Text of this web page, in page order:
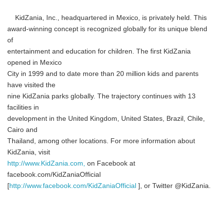
KidZania, Inc., headquartered in Mexico, is privately held. This
award-winning concept is recognized globally for its unique blend
of
entertainment and education for children. The first KidZania
opened in Mexico
City in 1999 and to date more than 20 million kids and parents
have visited the
nine KidZania parks globally. The trajectory continues with 13
facilities in
development in the United Kingdom, United States, Brazil, Chile,
Cairo and
Thailand, among other locations. For more information about
KidZania, visit
http://www.KidZania.com, on Facebook at
facebook.com/KidZaniaOfficial
[http://www.facebook.com/KidZaniaOfficial ], or Twitter @KidZania.